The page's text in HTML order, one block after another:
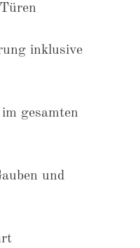
inklusive
gesamten
und